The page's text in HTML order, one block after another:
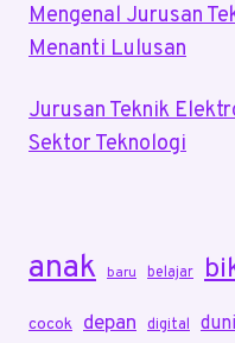
Mengenal Jurusan
Menanti Lulusan
Jurusan Teknik
Sektor Teknologi
anak baru belajar
cocok depan digital